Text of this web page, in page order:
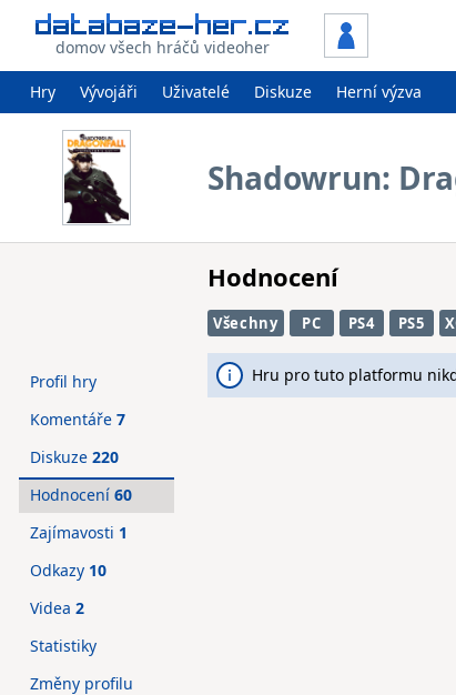
domov všech hráčů videoher
Hry Vývojáři Uživatelé Diskuze Herní výzva
Shadowrun:
Hodnocení
Všechny PC PS4 PS5
Hru pro tuto platformu
Profil hry
Komentáře 7
Diskuze 220
Hodnocení 60
Zajímavosti 1
Odkazy 10
Videa 2
Statistiky
Změny profilu